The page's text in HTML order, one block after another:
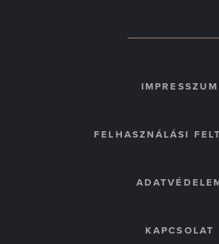
IMPRESSZUM
FELHASZNÁLÁSI
KAPCSOLAT